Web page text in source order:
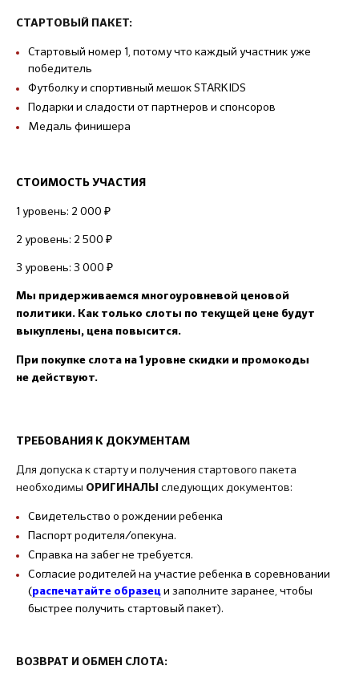
СТАРТОВЫЙ ПАКЕТ:
Стартовый номер 1, потому что каждый участник уже
победитель
Футболку и спортивный мешок STARKIDS
Подарки и сладости от партнеров и спонсоров
Медаль финишера
СТОИМОСТЬ УЧАСТИЯ
1 уровень: 2 000 ₽
2 уровень: 2 500 ₽
3 уровень: 3 000 ₽
Мы придерживаемся многоуровневой ценовой
политики. Как только слоты по текущей цене будут
выкуплены, цена повысится.
При покупке слота на 1 уровне скидки и промокоды
не действуют.
ТРЕБОВАНИЯ К ДОКУМЕНТАМ
Для допуска к старту и получения стартового пакета
необходимы ОРИГИНАЛЫ следующих документов:
Свидетельство о рождении ребенка
Паспорт родителя/опекуна.
Справка на забег не требуется.
Согласие родителей на участие ребенка в соревновании
(распечатайте образец и заполните заранее, чтобы
быстрее получить стартовый пакет).
ВОЗВРАТ И ОБМЕН СЛОТА: